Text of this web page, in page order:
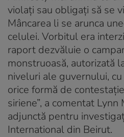
violați sau obligați să se
Mâncarea li se arunca
celulei. Vorbitul era
raport dezvăluie o
monstruoasă, autorizată
niveluri ale guvernului,
orice formă de
siriene”, a comentat
adjunctă pentru
International din Beirut.